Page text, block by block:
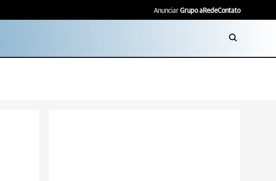
Anunciar Grupo aRedeContato